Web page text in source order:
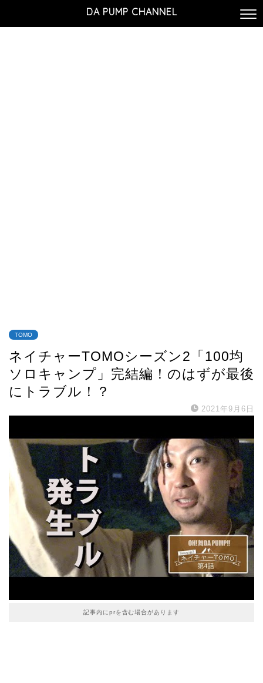
DA PUMP CHANNEL
TOMO
ネイチャーTOMOシーズン2「100均
ソロキャンプ」完結編！のはずが最後
にトラブル！？
2021年9月6日
記事内にprを含む場合があります